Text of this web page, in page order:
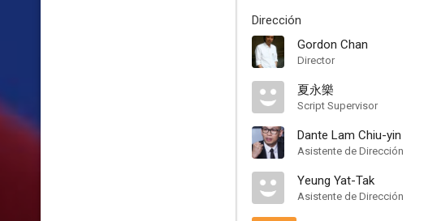
Dirección
Gordon Chan
Director
夏永樂
Script Supervisor
Dante Lam Chiu-yin
Asistente de Dirección
Yeung Yat-Tak
Asistente de Dirección